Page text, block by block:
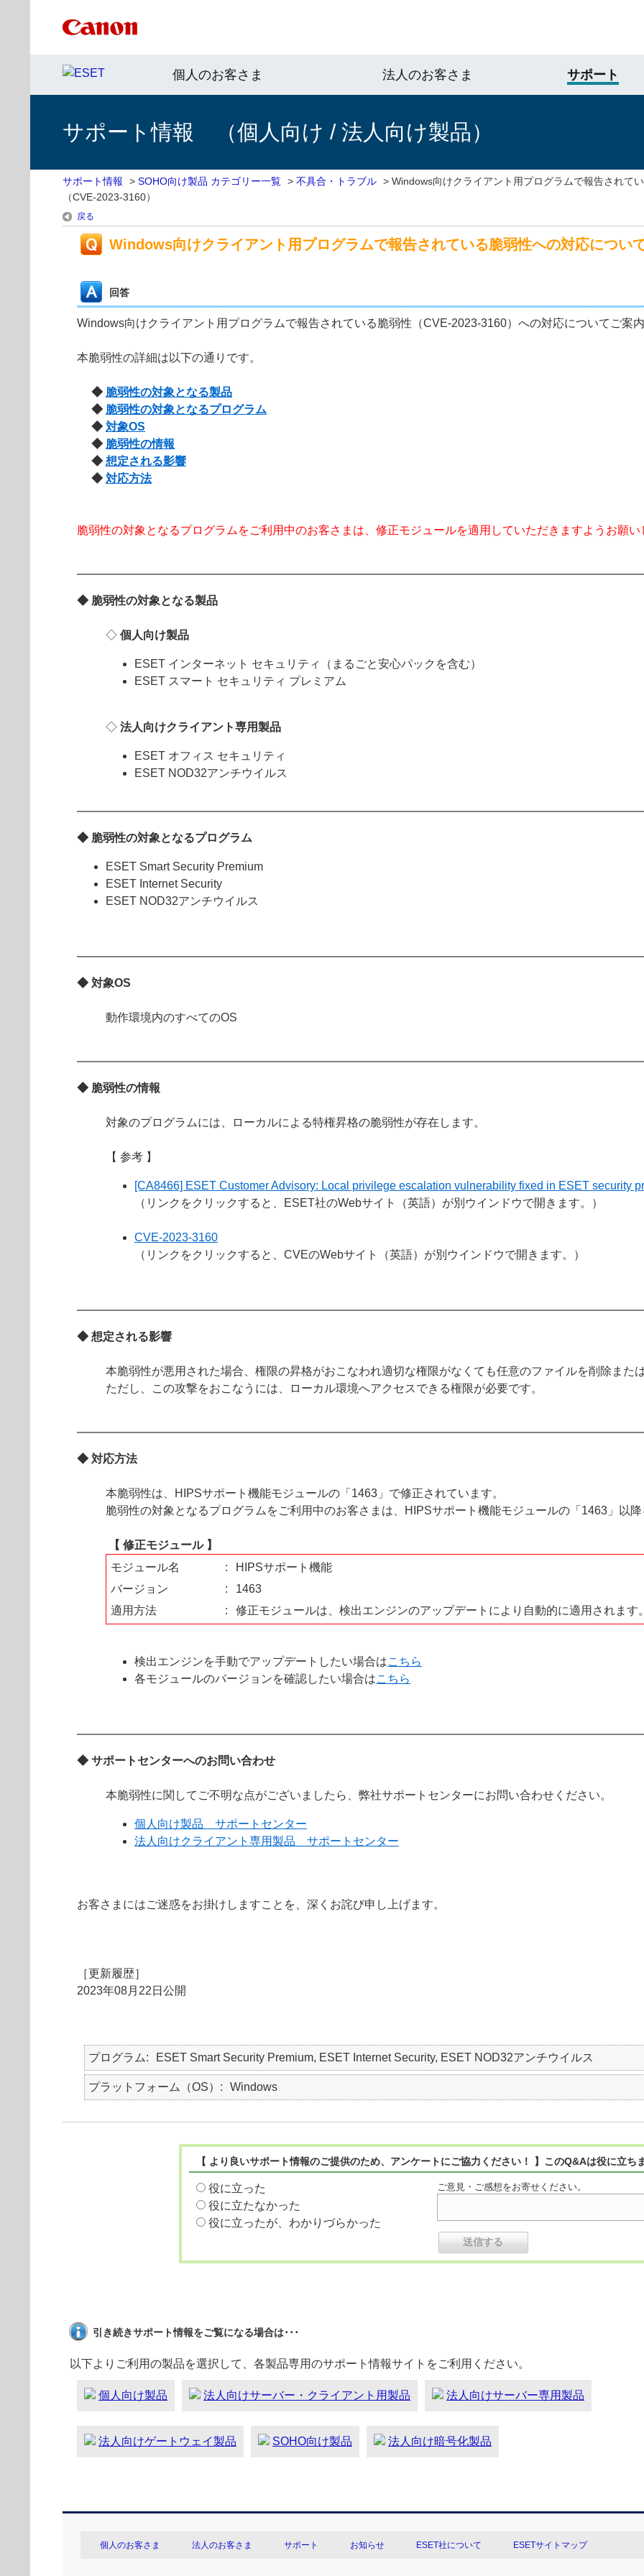
個人のお客さま 法人のお客さま サポート
サポート情報 （個人向け / 法人向け製品）
サポート情報 > SOHO向け製品 カテゴリー一覧 > 不具合・トラブル > Windows向けクライアント用プログラムで報告されて
（CVE-2023-3160）
戻る
Windows向けクライアント用プログラムで報告されている脆弱性への対応につい
回答
Windows向けクライアント用プログラムで報告されている脆弱性（CVE-2023-3160）への対応についてご案
本脆弱性の詳細は以下の通りです。
◆ 脆弱性の対象となる製品
◆ 脆弱性の対象となるプログラム
◆ 対象OS
◆ 脆弱性の情報
◆ 想定される影響
◆ 対応方法
脆弱性の対象となるプログラムをご利用中のお客さまは、修正モジュールを適用していただきますようお願い
◆ 脆弱性の対象となる製品
◇ 個人向け製品
ESET インターネット セキュリティ（まるごと安心パックを含む）
ESET スマート セキュリティ プレミアム
◇ 法人向けクライアント専用製品
ESET オフィス セキュリティ
ESET NOD32アンチウイルス
◆ 脆弱性の対象となるプログラム
ESET Smart Security Premium
ESET Internet Security
ESET NOD32アンチウイルス
◆ 対象OS
動作環境内のすべてのOS
◆ 脆弱性の情報
対象のプログラムには、ローカルによる特権昇格の脆弱性が存在します。
【 参考 】
[CA8466] ESET Customer Advisory: Local privilege escalation vulnerability fixed in ESET security
（リンクをクリックすると、ESET社のWebサイト（英語）が別ウインドウで開きます。）
CVE-2023-3160
（リンクをクリックすると、CVEのWebサイト（英語）が別ウインドウで開きます。）
◆ 想定される影響
本脆弱性が悪用された場合、権限の昇格がおこなわれ適切な権限がなくても任意のファイルを削除また
ただし、この攻撃をおこなうには、ローカル環境へアクセスできる権限が必要です。
◆ 対応方法
本脆弱性は、HIPSサポート機能モジュールの「1463」で修正されています。
脆弱性の対象となるプログラムをご利用中のお客さまは、HIPSサポート機能モジュールの「1463」以
【 修正モジュール 】
モジュール名
:
HIPSサポート機能
バージョン
:
1463
適用方法
: 修正モジュールは、検出エンジンのアップデートにより自動的に適用されます
検出エンジンを手動でアップデートしたい場合はこちら
各モジュールのバージョンを確認したい場合はこちら
◆ サポートセンターへのお問い合わせ
本脆弱性に関してご不明な点がございましたら、弊社サポートセンターにお問い合わせください。
個人向け製品 サポートセンター
法人向けクライアント専用製品 サポートセンター
お客さまにはご迷惑をお掛けしますことを、深くお詫び申し上げます。
［更新履歴］
2023年08月22日公開
プログラム ESET Smart Security Premium, ESET Internet Security, ESET NOD32アンチウイルス
プラットフォーム（OS） Windows
【 より良いサポート情報のご提供のため、アンケートにご協力ください！ 】このQ&Aは役に立ち
役に立った
役に立たなかった
役に立ったが、わかりづらかった
ご意見・ご感想をお寄せください。
引き続きサポート情報をご覧になる場合は･･･
以下よりご利用の製品を選択して、各製品専用のサポート情報サイトをご利用ください。
個人向け製品 法人向けサーバー・クライアント用製品 法人向けサーバー専用製品
法人向けゲートウェイ製品 SOHO向け製品 法人向け暗号化製品
個人のお客さま 法人のお客さま サポート お知らせ ESET社について ESETサイトマップ